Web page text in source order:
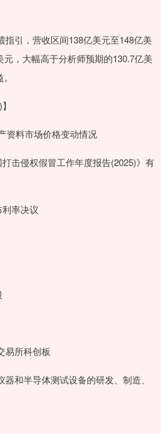
引，营收区间138亿美元至148亿美
，大幅高于分析师预期的130.7亿美
料市场价格变动情况
击侵权假冒工作年度报告(2025)》有
率决议
所科创板
和半导体测试设备的研发、制造、